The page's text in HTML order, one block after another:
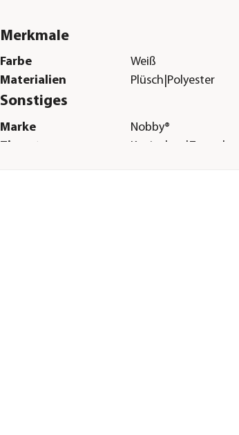
Merkmale
Farbe
Weiß
Materialien
Plüsch|Polyester
Sonstiges
Marke
Nobby®
Tierart